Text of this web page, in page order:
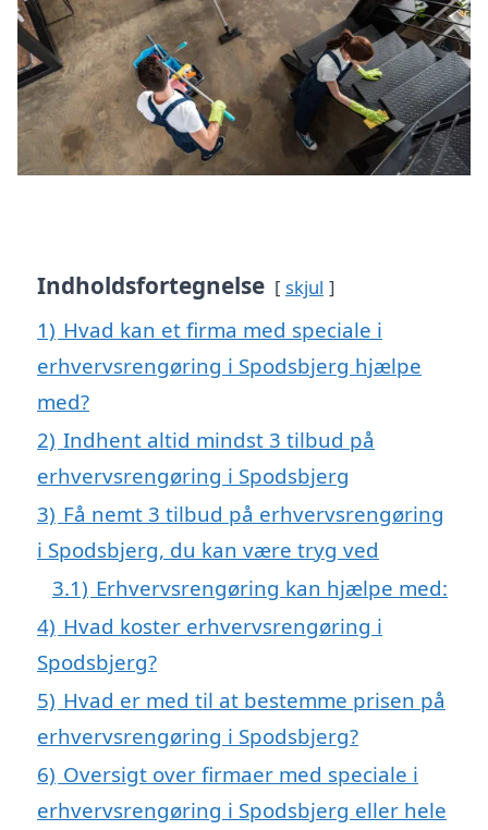
Indholdsfortegnelse skjul
1) Hvad kan et firma med speciale i
erhvervsrengøring i Spodsbjerg hjælpe
med?
2) Indhent altid mindst 3 tilbud på
erhvervsrengøring i Spodsbjerg
3) Få nemt 3 tilbud på erhvervsrengøring
i Spodsbjerg, du kan være tryg ved
3.1) Erhvervsrengøring kan hjælpe med:
4) Hvad koster erhvervsrengøring i
Spodsbjerg?
5) Hvad er med til at bestemme prisen på
erhvervsrengøring i Spodsbjerg?
6) Oversigt over firmaer med speciale i
erhvervsrengøring i Spodsbjerg eller hele